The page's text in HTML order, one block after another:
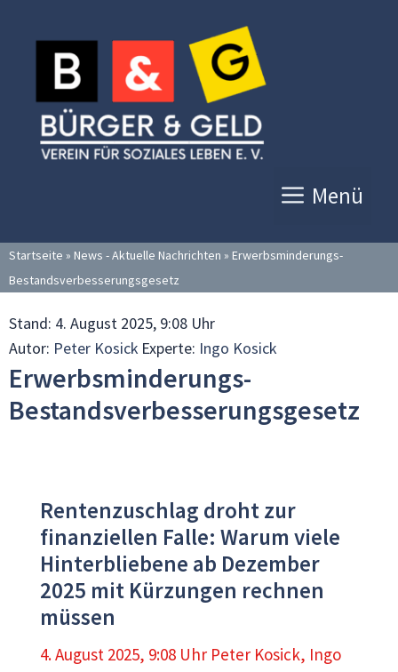
Inhalt
springen
Menü
Startseite » News - Aktuelle Nachrichten » Erwerbsminderungs-
Bestandsverbesserungsgesetz
Stand: 4. August 2025, 9:08 Uhr
Autor: Peter Kosick Experte: Ingo Kosick
Erwerbsminderungs-
Bestandsverbesserungsgesetz
Rentenzuschlag droht zur
finanziellen Falle: Warum viele
Hinterbliebene ab Dezember
2025 mit Kürzungen rechnen
müssen
4. August 2025, 9:08 Uhr Peter Kosick, Ingo